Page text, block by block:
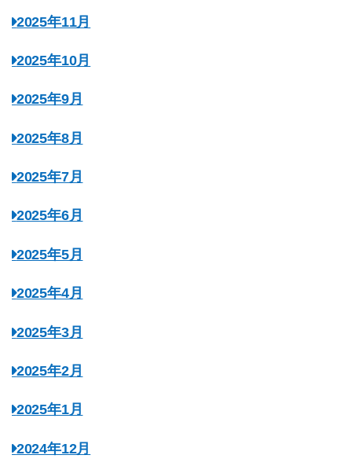
2025年11月
2025年10月
2025年9月
2025年8月
2025年7月
2025年6月
2025年5月
2025年4月
2025年3月
2025年2月
2025年1月
2024年12月